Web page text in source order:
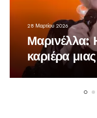
28 Μαρτίου 2026
Μαρινέλλα:
καριέρα